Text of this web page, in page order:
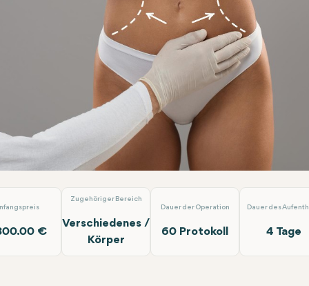
€
Zugehöriger Bereich
Verschiedenes /
Körper
Dauer der Operation
60 Protokoll
Dauer des
4 Tage